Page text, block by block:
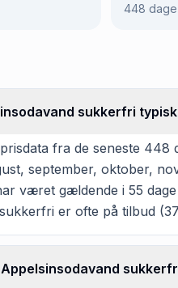
448 dage
sukkerfri
fra de seneste
september, oktober,
været gældende i 55
er ofte på tilbud